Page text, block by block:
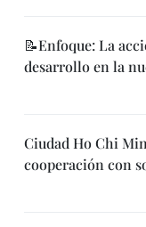
📝Enfoque: La
desarrollo en la
Ciudad Ho Chi
cooperación con